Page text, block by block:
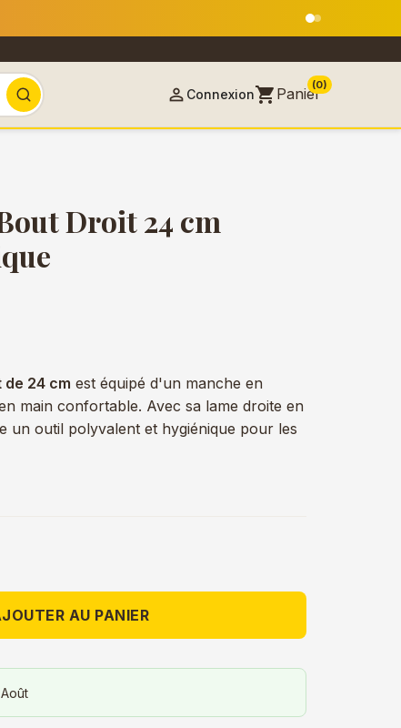
août
 Connexionshopping_cart Panier
(0)
Droit 24 cm
24 cm est équipé d'un manche en
main confortable. Avec sa lame droite en
un outil polyvalent et hygiénique pour les
AU PANIER